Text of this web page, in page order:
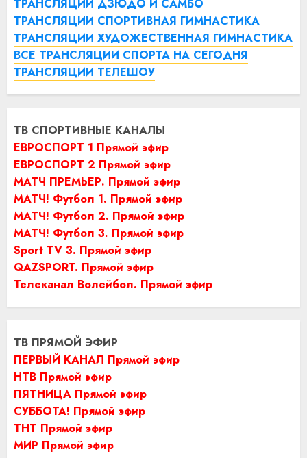
ТРАНСЛЯЦИИ ДЗЮДО И САМБО
ТРАНСЛЯЦИИ СПОРТИВНАЯ ГИМНАСТИКА
ТРАНСЛЯЦИИ ХУДОЖЕСТВЕННАЯ ГИМНАСТИКА
ВСЕ ТРАНСЛЯЦИИ СПОРТА НА СЕГОДНЯ
ТРАНСЛЯЦИИ ТЕЛЕШОУ
ТВ СПОРТИВНЫЕ КАНАЛЫ
ЕВРОСПОРТ 1 Прямой эфир
ЕВРОСПОРТ 2 Прямой эфир
МАТЧ ПРЕМЬЕР. Прямой эфир
МАТЧ! Футбол 1. Прямой эфир
МАТЧ! Футбол 2. Прямой эфир
МАТЧ! Футбол 3. Прямой эфир
Sport TV 3. Прямой эфир
QAZSPORT. Прямой эфир
Телеканал Волейбол. Прямой эфир
ТВ ПРЯМОЙ ЭФИР
ПЕРВЫЙ КАНАЛ Прямой эфир
НТВ Прямой эфир
ПЯТНИЦА Прямой эфир
СУББОТА! Прямой эфир
ТНТ Прямой эфир
МИР Прямой эфир